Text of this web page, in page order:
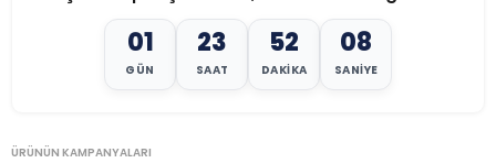
01
GÜN
23
SAAT
52
DAKIKA
06
SANIYE
ÜRÜNÜN KAMPANYALARI